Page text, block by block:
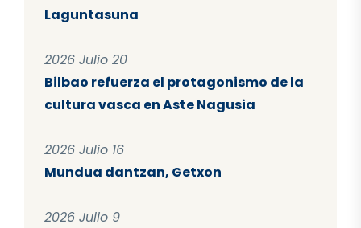
Laguntasuna
2026 Julio 20
Bilbao refuerza el protagonismo de la
cultura vasca en Aste Nagusia
2026 Julio 16
Mundua dantzan, Getxon
2026 Julio 9